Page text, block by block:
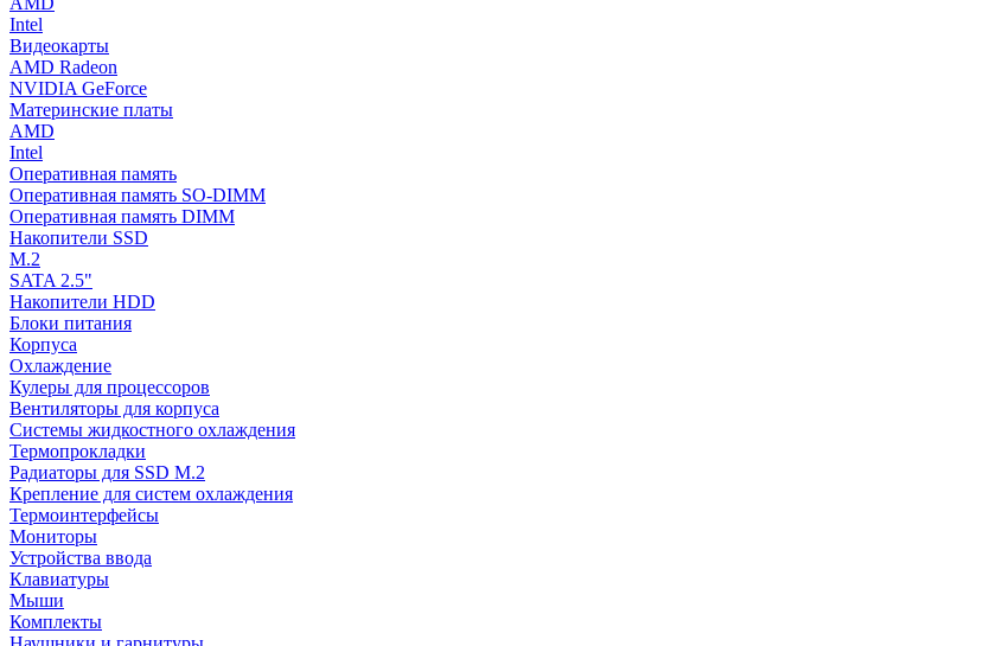
Intel
Видеокарты
AMD Radeon
NVIDIA GeForce
Материнские платы
AMD
Intel
Оперативная память
Оперативная память SO-DIMM
Оперативная память DIMM
Накопители SSD
M.2
SATA 2.5"
Накопители HDD
Блоки питания
Корпуса
Охлаждение
Кулеры для процессоров
Вентиляторы для корпуса
Системы жидкостного охлаждения
Термопрокладки
Радиаторы для SSD M.2
Крепление для систем охлаждения
Термоинтерфейсы
Мониторы
Устройства ввода
Клавиатуры
Мыши
Комплекты